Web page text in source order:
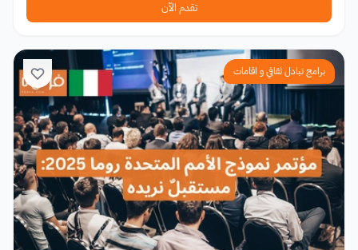
تقدم الآن
برامج تبادل ثقافي و اقامات